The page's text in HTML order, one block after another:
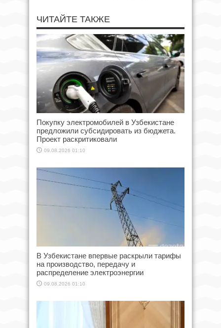
ЧИТАЙТЕ ТАКЖЕ
Покупку электромобилей в Узбекистане
предложили субсидировать из бюджета.
Проект раскритиковали
09.08.2026 01:10
В Узбекистане впервые раскрыли тарифы
на производство, передачу и
распределение электроэнергии
09.08.2026 01:10